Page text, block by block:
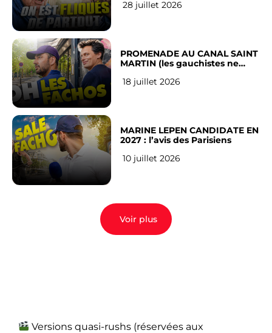
Français
28 juillet 2026
PROMENADE AU CANAL SAINT
MARTIN (les gauchistes ne
18 juillet 2026
MARINE LEPEN CANDIDATE EN
2027 : l’avis des Parisiens
10 juillet 2026
Voir plus
Versions quasi-rushs (réservées aux